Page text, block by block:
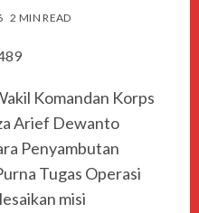
2 MIN READ
Komandan Korps
Arief Dewanto
Penyambutan
Tugas Operasi
misi